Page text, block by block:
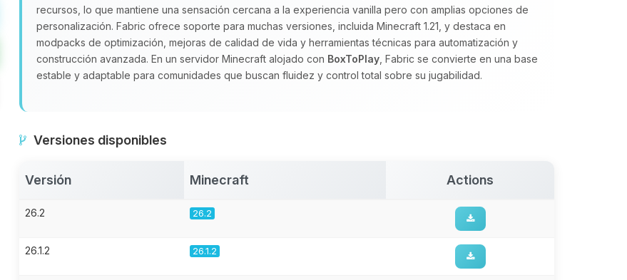
recursos, lo que mantiene una sensación cercana a la experiencia vanilla pero con amplias opciones de
personalización. Fabric ofrece soporte para muchas versiones, incluida Minecraft 1.21, y destaca en
modpacks de optimización, mejoras de calidad de vida y herramientas técnicas para automatización y
construcción avanzada. En un servidor Minecraft alojado con BoxToPlay , Fabric se convierte en una base
estable y adaptable para comunidades que buscan fluidez y control total sobre su jugabilidad.
Versiones disponibles
Versión Minecraft Actions
26.2 26.2
26.1.2 26.1.2